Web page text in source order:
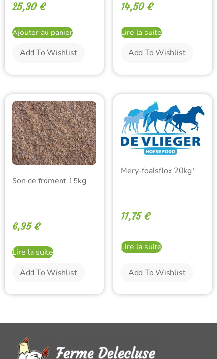
25,30 €
Ajouter au panier
Add To Wishlist
14,50 €
Lire la suite
Add To Wishlist
Son de froment 15kg
6,35 €
Lire la suite
Add To Wishlist
Mery-foalsflox 20kg*
11,75 €
Lire la suite
Add To Wishlist